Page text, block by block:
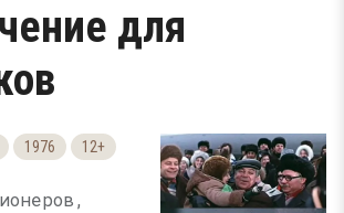
для
1976 12+